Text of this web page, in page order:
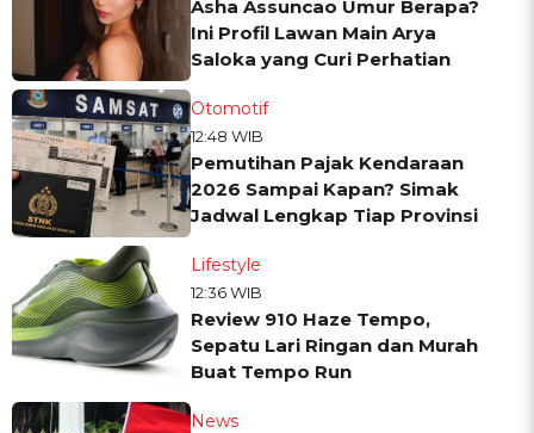
Asha Assuncao Umur Berapa?
Ini Profil Lawan Main Arya
Saloka yang Curi Perhatian
Otomotif
12:48 WIB
Pemutihan Pajak Kendaraan
2026 Sampai Kapan? Simak
Jadwal Lengkap Tiap Provinsi
Lifestyle
12:36 WIB
Review 910 Haze Tempo,
Sepatu Lari Ringan dan Murah
Buat Tempo Run
News